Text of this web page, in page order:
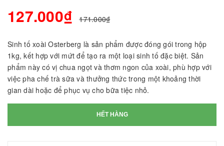
127.000₫ 171.000₫
Sinh tố xoài Osterberg là sản phẩm được đóng gói trong hộp
1kg, kết hợp với mứt để tạo ra một loại sinh tố đặc biệt. Sản
phẩm này có vị chua ngọt và thơm ngon của xoài, phù hợp với
việc pha chế trà sữa và thưởng thức trong một khoảng thời
gian dài hoặc để phục vụ cho bữa tiệc nhỏ.
HẾT HÀNG